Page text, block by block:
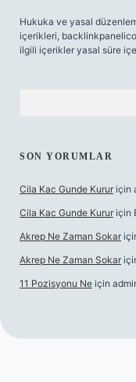
Hukuka ve yasal
içerikleri,
ilgili içerikler yasal süre
SON YORUMLAR
Cila Kac Gunde Kurur için
Cila Kac Gunde Kurur için
Akrep Ne Zaman Sokar
Akrep Ne Zaman Sokar
11 Pozisyonu Ne için